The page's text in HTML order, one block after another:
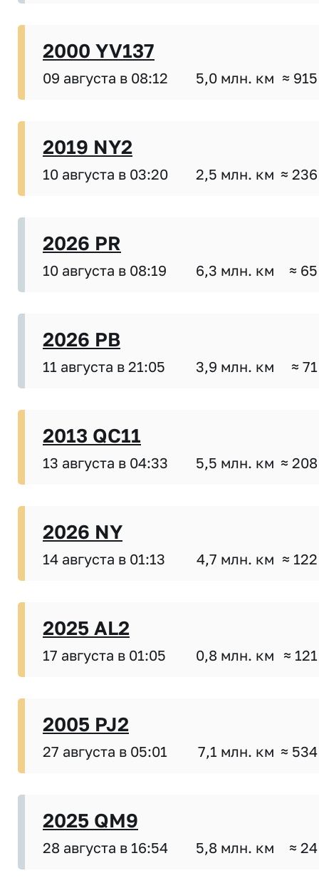
2000 YV137
09 августа в 08:12 5,0 млн. км ≈
2019 NY2
10 августа в 03:20 2,5 млн. км ≈
2026 PR
10 августа в 08:19 6,3 млн. км ≈
2026 PB
11 августа в 21:05 3,9 млн. км ≈
2013 QC11
13 августа в 04:33 5,5 млн. км ≈
2026 NY
14 августа в 01:13 4,7 млн. км ≈
2025 AL2
17 августа в 01:05 0,8 млн. км ≈
2005 PJ2
27 августа в 05:01 7,1 млн. км ≈
2025 QM9
28 августа в 16:54 5,8 млн. км ≈